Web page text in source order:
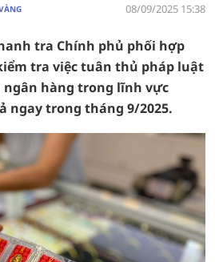
08/09/2025 15:38
tra Chính phủ phối hợp
tra việc tuân thủ pháp luật
ngân hàng trong lĩnh vực
ngay trong tháng 9/2025.